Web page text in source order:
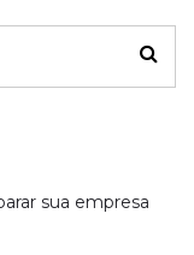
sua empresa